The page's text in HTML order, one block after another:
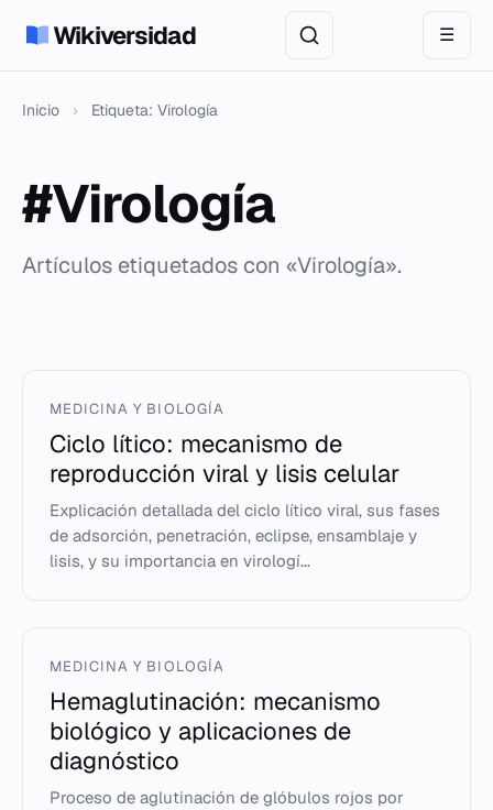
Wikiversidad ☰
Inicio › Etiqueta: Virología
#Virología
Artículos etiquetados con «Virología».
MEDICINA Y BIOLOGÍA
Ciclo lítico: mecanismo de
reproducción viral y lisis celular
Explicación detallada del ciclo lítico viral, sus fases
de adsorción, penetración, eclipse, ensamblaje y
lisis, y su importancia en virologí...
MEDICINA Y BIOLOGÍA
Hemaglutinación: mecanismo
biológico y aplicaciones de
diagnóstico
Proceso de aglutinación de glóbulos rojos por